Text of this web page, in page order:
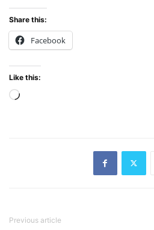
Share this:
Facebook
Like this:
Previous article